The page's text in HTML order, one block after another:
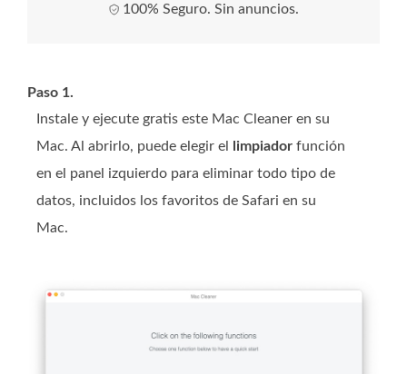
100% Seguro. Sin anuncios.
Paso 1.
Instale y ejecute gratis este Mac Cleaner en su
Mac. Al abrirlo, puede elegir el
limpiador función
en el panel izquierdo para eliminar todo tipo de
datos, incluidos los favoritos de Safari en su
Mac.